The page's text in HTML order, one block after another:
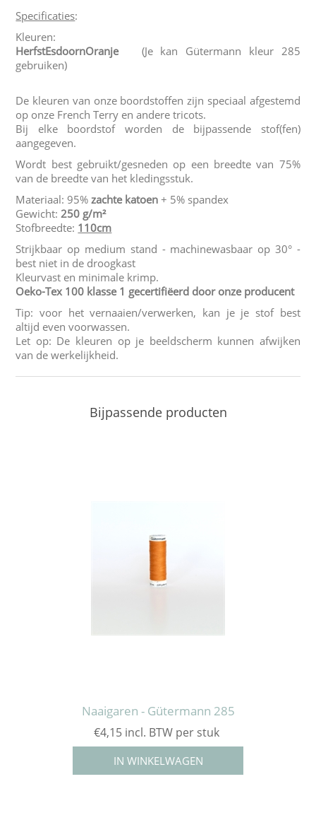
Specificaties:
Kleuren:
HerfstEsdoornOranje(Je kan Gütermann kleur 285
gebruiken)
De kleuren van onze boordstoffen zijn speciaal afgestemd
op onze French Terry en andere tricots.
Bij elke boordstof worden de bijpassende stof(fen)
aangegeven.
Wordt best gebruikt/gesneden op een breedte van 75%
van de breedte van het kledingsstuk.
Materiaal: 95%zachte katoen + 5% spandex
Gewicht: 250 g/m²
Stofbreedte: 110cm
Strijkbaar op medium stand - machinewasbaar op 30° -
best niet in de droogkast
Kleurvast en minimale krimp.
Oeko-Tex 100 klasse 1 gecertifiëerd door onze producent
Tip: voor het vernaaien/verwerken, kan je je stof best
altijd even voorwassen.
Let op: De kleuren op je beeldscherm kunnen afwijken
van de werkelijkheid.
Bijpassende producten
Naaigaren - Gütermann 285
€4,15 incl. BTW per stuk